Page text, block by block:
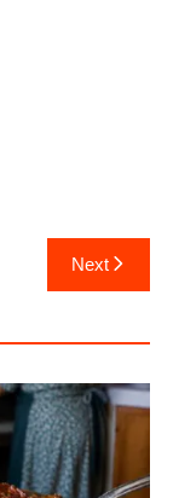
Next